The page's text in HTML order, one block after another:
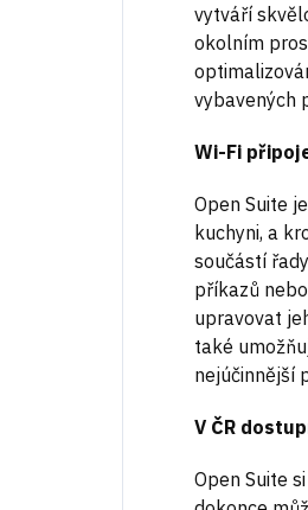
vytváří
okolním
vybavených
Wi-Fi
Open Suite
kuchyni, a
součástí
příkazů
upravovat
také
nejúčinnější
V ČR
Open Suite